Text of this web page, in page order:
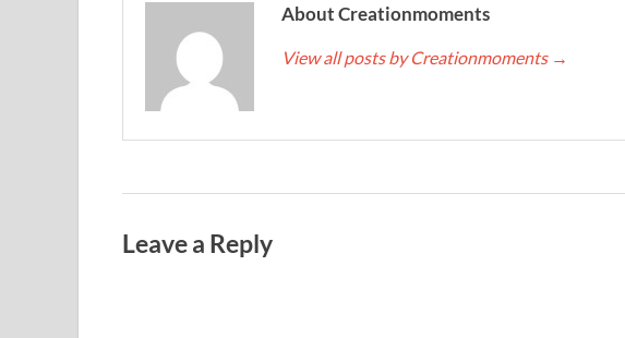
About Creationmoments
View all posts by Creationmoments →
Leave a Reply